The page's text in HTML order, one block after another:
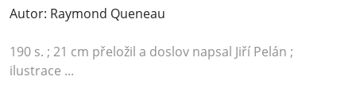
Autor: Raymond Queneau
190 s. ; 21 cm přeložil a doslov napsal Jiří Pelán ;
ilustrace ...